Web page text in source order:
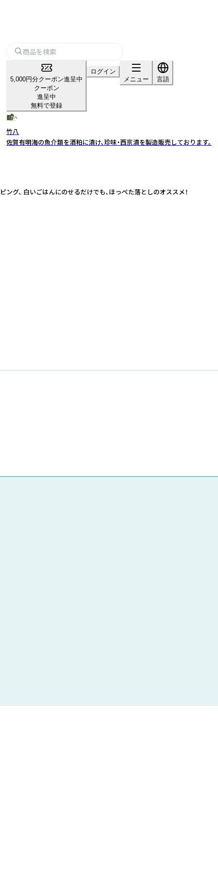
5,000円分クーポン進呈中
クーポン
進呈中
無料で登録
ログイン
メニュー
言語
竹八
佐賀有明海の魚介類を酒粕に漬け、珍味・西京漬を製造販売しております。
グ、 白いごはんにのせるだけでも、ほっぺた落としのオススメ！